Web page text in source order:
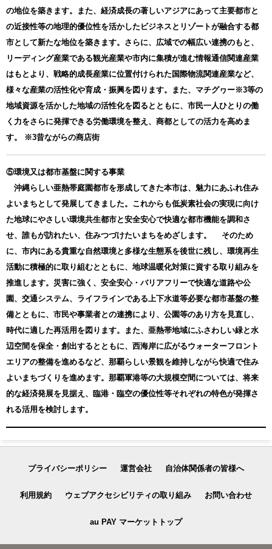
の地位を築きます。また、経済成長の著しいアジアにあって主要都市と
の近接性等の地理的優位性を活かしたビジネスとリゾートが融合する都
市として新たな地位を築きます。さらに、広域での幅広い連携のもと、
リーディング産業である観光産業や市内に集積が進む情報通信関連産業
はもとより、戦略的成長産業に位置付けられた国際物流関連産業など、
様々な産業の活性化や育成・振興を図ります。また、マチグヮー※3等の
地域資源を活かした地域の活性化を図るとともに、市民一人ひとりの働
く力をさらに発揮できる労働環境を整え、商都としての活力を高めま
す。 ※3昔ながらの商店街
⑤環境又は都市基盤に関する事業
沖縄らしい亜熱帯庭園都市を形成してきた本市は、魅力にあふれ住み
よいまちとして発展してきました。これからも低炭素社会の実現に向け
た地球にやさしい環境共生都市と安全安心で快適な都市機能を調和さ
せ、誰もが訪れたい、住みつづけたいまちをめざします。 そのため
に、市内にある貴重な自然環境と多様な生態系を後世に残し、環境再生
活動に積極的に取り組むとともに、地球温暖化対策に資する取り組みを
推進します。災害に強く、安全安心・バリアフリーで快適な道路や公
園、交通システム、ライフラインである上下水道等必要な都市基盤の整
備とともに、市民や事業者との連携により、公園等のあり方を見直し、
時代に適した再活用を図ります。また、亜熱帯地域にふさわしい緑と水
辺空間を保全・創出するとともに、西海岸に広がるウォーターフロント
エリアの整備を進めるなど、那覇らしい景観を維持しながら快適で住み
よいまちづくりを進めます。那覇軍港等の大規模空間については、将来
的な経済発展を見据え、臨港・臨空の優位性等それぞれの特色が発揮さ
れる活用を検討します。
プライバシーポリシー 運営会社 自治体関係者の皆様へ
利用規約 ウェブアクセシビリティの取り組み お問い合わせ
au PAY マーケットトップ